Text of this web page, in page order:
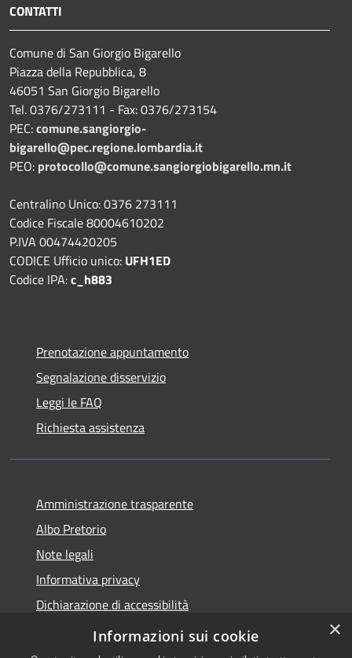
CONTATTI
Comune di San Giorgio Bigarello
Piazza della Repubblica, 8
46051 San Giorgio Bigarello
Tel. 0376/273111 - Fax: 0376/273154
PEC:comune.sangiorgio-
bigarello@pec.regione.lombardia.it
PEO: protocollo@comune.sangiorgiobigarello.mn.it
Centralino Unico: 0376 273111
Codice Fiscale 80004610202
P.IVA 00474420205
CODICE Ufficio unico: UFH1ED
Codice IPA:c_h883
Prenotazione appuntamento
Segnalazione disservizio
Leggi le FAQ
Richiesta assistenza
Amministrazione trasparente
Albo Pretorio
Note legali
Informativa privacy
Dichiarazione di accessibilità
Obiettivi di accessibilità
×
Informazioni sui cookie